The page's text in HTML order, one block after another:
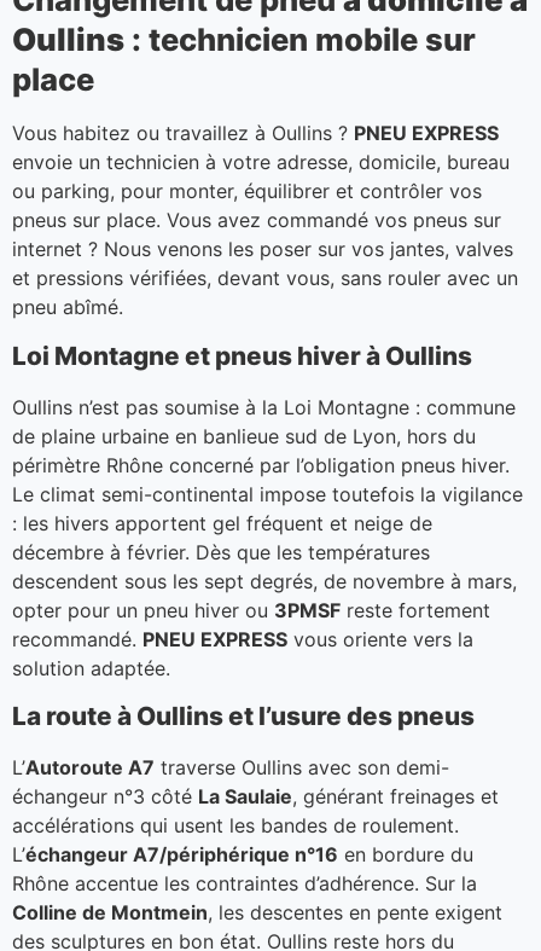
Oullins : technicien mobile sur
place
Vous habitez ou travaillez à Oullins ? PNEU EXPRESS
envoie un technicien à votre adresse, domicile, bureau
ou parking, pour monter, équilibrer et contrôler vos
pneus sur place. Vous avez commandé vos pneus sur
internet ? Nous venons les poser sur vos jantes, valves
et pressions vérifiées, devant vous, sans rouler avec un
pneu abîmé.
Loi Montagne et pneus hiver à Oullins
Oullins n’est pas soumise à la Loi Montagne : commune
de plaine urbaine en banlieue sud de Lyon, hors du
périmètre Rhône concerné par l’obligation pneus hiver.
Le climat semi-continental impose toutefois la vigilance
: les hivers apportent gel fréquent et neige de
décembre à février. Dès que les températures
descendent sous les sept degrés, de novembre à mars,
opter pour un pneu hiver ou 3PMSF reste fortement
recommandé. PNEU EXPRESS vous oriente vers la
solution adaptée.
La route à Oullins et l’usure des pneus
L’Autoroute A7 traverse Oullins avec son demi-
échangeur n°3 côté La Saulaie, générant freinages et
accélérations qui usent les bandes de roulement.
L’échangeur A7/périphérique n°16 en bordure du
Rhône accentue les contraintes d’adhérence. Sur la
Colline de Montmein, les descentes en pente exigent
des sculptures en bon état. Oullins reste hors du